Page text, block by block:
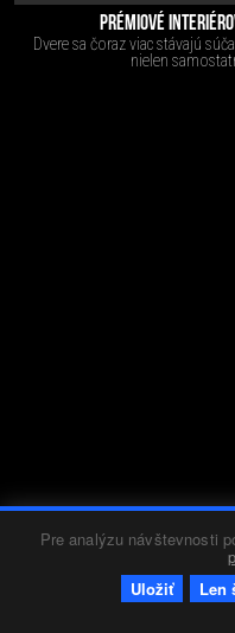
Pre analýzu návštevnosti
Uložiť
Len
PRÉMIOVÉ
Dvere sa čoraz viac stávajú
nielen